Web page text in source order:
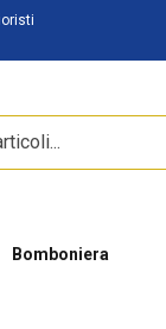
Bomboniera